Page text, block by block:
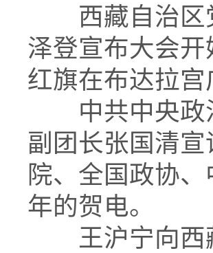
西藏自治
泽登宣布大会
红旗在布达拉
中共中央
副团长张国清
院、全国政协
年的贺电。
王沪宁向